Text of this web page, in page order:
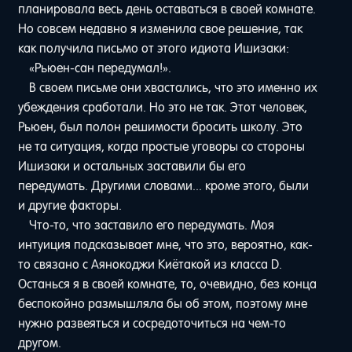
планировала весь день оставаться в своей комнате.
Но совсем недавно я изменила свое решение, так
как получила письмо от этого идиота Ишизаки:
«Рьюен-сан передумал!».
В своем письме они хвастались, что это именно их
убеждения сработали. Но это не так. Этот человек,
Рьюен, был полон решимости бросить школу. Это
не та ситуация, когда простые уговоры со стороны
Ишизаки и остальных заставили бы его
передумать. Другими словами... кроме этого, были
и другие факторы.
Что-то, что заставило его передумать. Моя
интуиция подсказывает мне, что это, вероятно, как-
то связано с Аянокоджи Киётакой из класса D.
Останься я в своей комнате, то, очевидно, без конца
беспокойно размышляла бы об этом, поэтому мне
нужно развеяться и сосредоточиться на чем-то
другом.